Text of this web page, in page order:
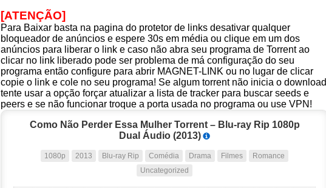
[ATENÇÃO]
Para Baixar basta na pagina do protetor de links desativar qualquer
bloqueador de anúncios e espere 30s em média ou clique em um dos
anúncios para liberar o link e caso não abra seu programa de Torrent ao
clicar no link liberado pode ser problema de má configuração do seu
programa então configure para abrir MAGNET-LINK ou no lugar de clicar
copie o link e cole no seu programa! Se algum torrent não inicia o download
tente usar a opção forçar atualizar a lista de tracker para buscar seeds e
peers e se não funcionar troque a porta usada no programa ou use VPN!
Como Não Perder Essa Mulher Torrent – Blu-ray Rip 1080p
Dual Áudio (2013)
1080p 2013 Blu-ray Rip Comédia Drama Filmes
Romance
Uncategorized